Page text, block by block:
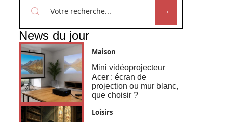
News du jour
Maison
Mini vidéoprojecteur
Acer : écran de
projection ou mur blanc,
que choisir ?
Loisirs